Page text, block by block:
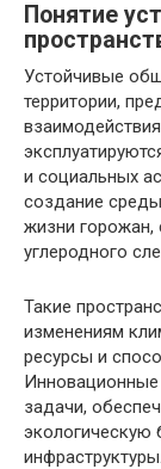
Понятие
Устойчивые
территории,
и социальных
создание
жизни горожан,
углеродного
Такие
изменениям
ресурсы и
Инновационные
задачи,
экологическую
инфраструктуры.